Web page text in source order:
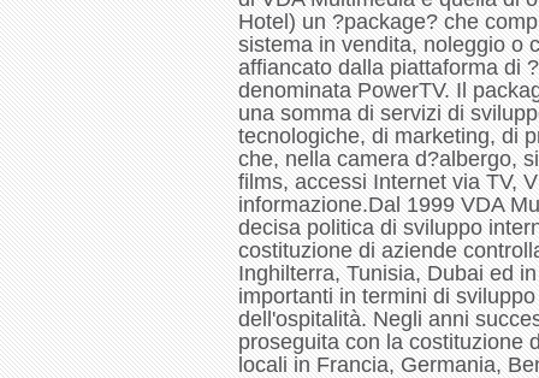
Hotel) un ?package? che
sistema in vendita, noleggio o
affiancato dalla piattaforma di
denominata PowerTV. Il
una somma di servizi di
tecnologiche, di marketing, di
che, nella camera d?albergo,
films, accessi Internet via TV,
informazione.Dal 1999 VDA
decisa politica di sviluppo
costituzione di aziende
Inghilterra, Tunisia, Dubai ed
importanti in termini di
dell'ospitalità. Negli anni
proseguita con la costituzione
locali in Francia, Germania,